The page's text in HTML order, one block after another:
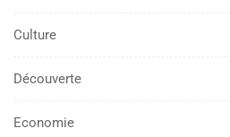
Culture
Découverte
Economie